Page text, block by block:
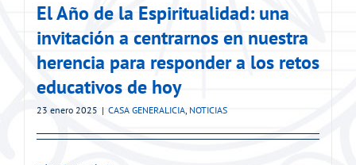
El Año de la Espiritualidad: una
invitación a centrarnos en nuestra
herencia para responder a los retos
educativos de hoy
23 enero 2025 | CASA GENERALICIA, NOTICIAS